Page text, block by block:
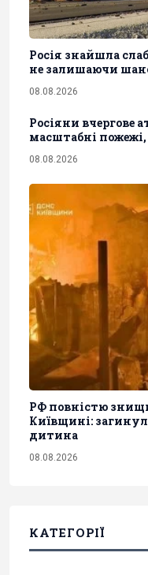
Росія знайшла
не залишаючи
08.08.2026
Росіяни вчергове
масштабні
08.08.2026
РФ повністю
Київщині:
дитина
08.08.2026
КАТЕГОРІЇ